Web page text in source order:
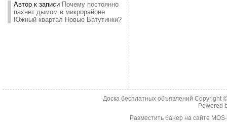
Авторк записи Почему постоянно
пахнет дымом в микрорайоне
Южный квартал Новые Ватутинки?
Доска бесплатных объявлений Copyright
Powered
Разместить банер на сайте